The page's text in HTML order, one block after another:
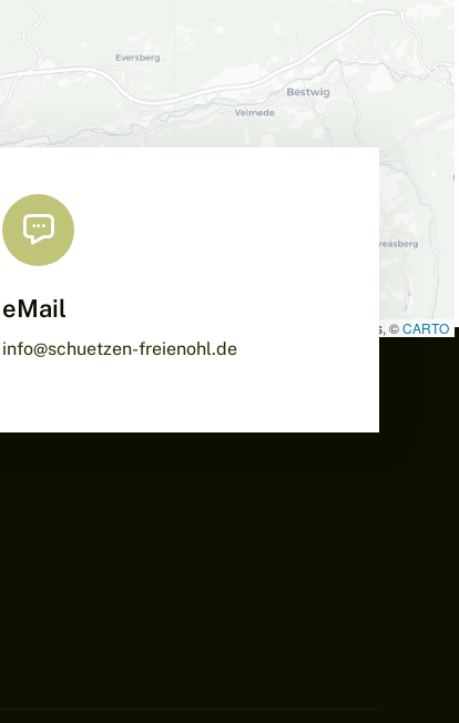
contributors, ©CARTO
eMail
info@schuetzen-freienohl.de